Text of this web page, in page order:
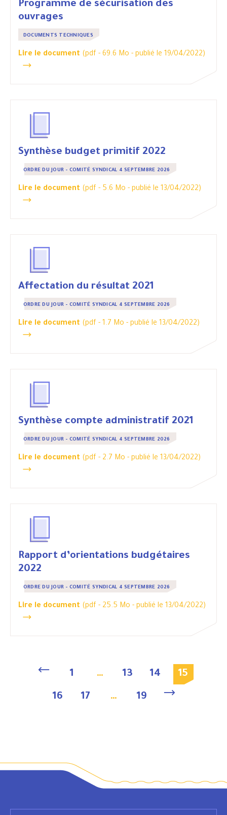
Programme de sécurisation des
ouvrages
DOCUMENTS TECHNIQUES
Lire le document (pdf - 69.6 Mo - publié le 19/04/2022)
Synthèse budget primitif 2022
ORDRE DU JOUR - COMITÉ SYNDICAL 4 SEPTEMBRE 2026
Lire le document (pdf - 5.6 Mo - publié le 13/04/2022)
Affectation du résultat 2021
ORDRE DU JOUR - COMITÉ SYNDICAL 4 SEPTEMBRE 2026
Lire le document (pdf - 1.7 Mo - publié le 13/04/2022)
Synthèse compte administratif 2021
ORDRE DU JOUR - COMITÉ SYNDICAL 4 SEPTEMBRE 2026
Lire le document (pdf - 2.7 Mo - publié le 13/04/2022)
Rapport d’orientations budgétaires
2022
ORDRE DU JOUR - COMITÉ SYNDICAL 4 SEPTEMBRE 2026
Lire le document (pdf - 25.5 Mo - publié le 13/04/2022)
1 … 13 14 15
16 17 … 19